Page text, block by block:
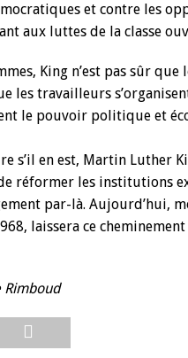
et contre les
aux luttes de la classe
King n’est pas sûr que
les travailleurs
le pouvoir politique et
s’il en est, Martin Luther
réformer les institutions
par-là. Aujourd’hui,
laissera ce
Rimboud